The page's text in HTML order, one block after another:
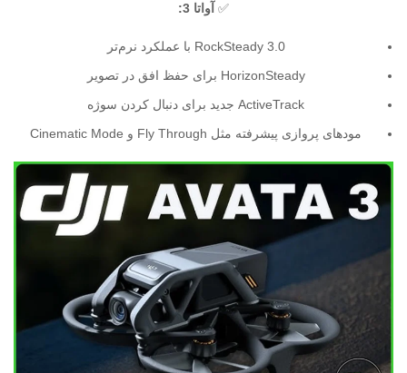
✅ آواتا 3:
RockSteady 3.0 با عملکرد نرم‌تر
HorizonSteady برای حفظ افق در تصویر
ActiveTrack جدید برای دنبال کردن سوژه
مودهای پروازی پیشرفته مثل Fly Through و Cinematic Mode